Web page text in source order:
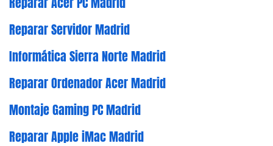
Reparar Servidor Madrid
Informática Sierra Norte Madrid
Reparar Ordenador Acer Madrid
Montaje Gaming PC Madrid
Reparar Apple iMac Madrid